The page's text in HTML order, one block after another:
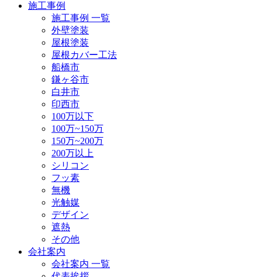
施工事例
施工事例 一覧
外壁塗装
屋根塗装
屋根カバー工法
船橋市
鎌ヶ谷市
白井市
印西市
100万以下
100万~150万
150万~200万
200万以上
シリコン
フッ素
無機
光触媒
デザイン
遮熱
その他
会社案内
会社案内 一覧